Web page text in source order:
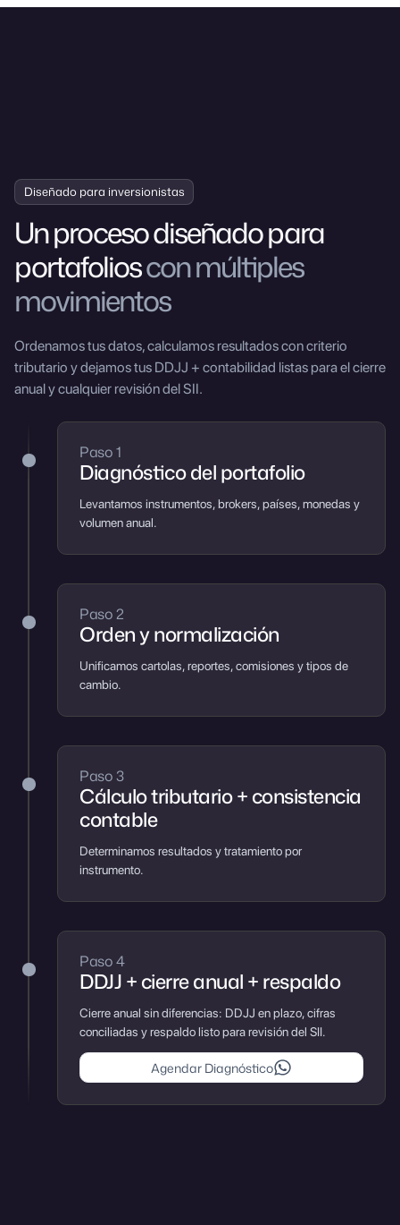
Diseñado para inversionistas
Un proceso diseñado para
portafolioscon múltiples
movimientos
Ordenamos tus datos, calculamos resultados con criterio
tributario y dejamos tus DDJJ + contabilidad listas para el cierre
anual y cualquier revisión del SII.
Paso 1
Diagnóstico del portafolio
Levantamos instrumentos, brokers, países, monedas y
volumen anual.
Paso 2
Orden y normalización
Unificamos cartolas, reportes, comisiones y tipos de
cambio.
Paso 3
Cálculo tributario + consistencia
contable
Determinamos resultados y tratamiento por
instrumento.
Paso 4
DDJJ + cierre anual + respaldo
Cierre anual sin diferencias: DDJJ en plazo, cifras
conciliadas y respaldo listo para revisión del SII.
Agendar Diagnóstico